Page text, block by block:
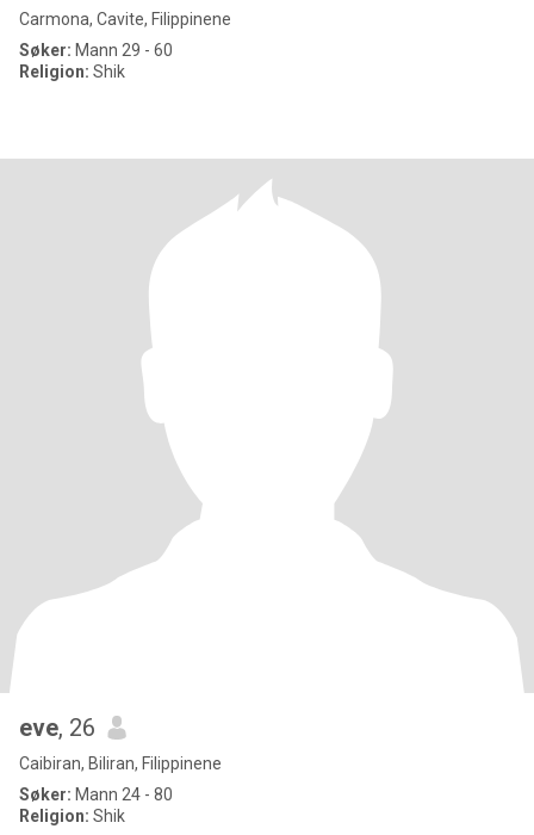
Carmona, Cavite, Filippinene
Søker: Mann 29 - 60
Religion: Shik
eve, 26
Caibiran, Biliran, Filippinene
Søker: Mann 24 - 80
Religion: Shik